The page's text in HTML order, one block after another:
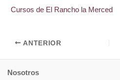
Cursos de El Rancho la Merced
ANTERIOR
Nosotros